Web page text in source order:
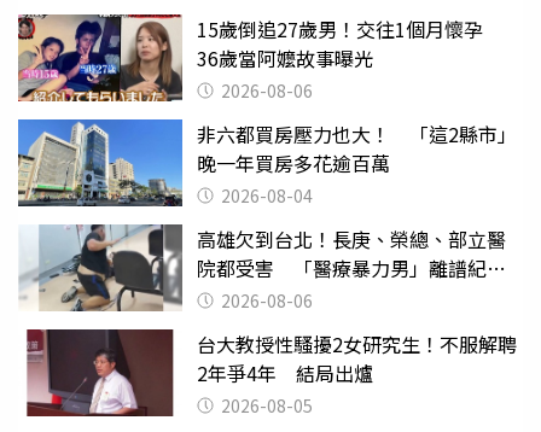
15歲倒追27歲男！交往1個月懷孕
36歲當阿嬤故事曝光
2026-08-06
非六都買房壓力也大！ 「這2縣市」
晚一年買房多花逾百萬
2026-08-04
高雄欠到台北！長庚、榮總、部立醫
院都受害 「醫療暴力男」離譜紀錄
曝光2026-08-06
台大教授性騷擾2女研究生！不服解聘
2年爭4年 結局出爐
2026-08-05